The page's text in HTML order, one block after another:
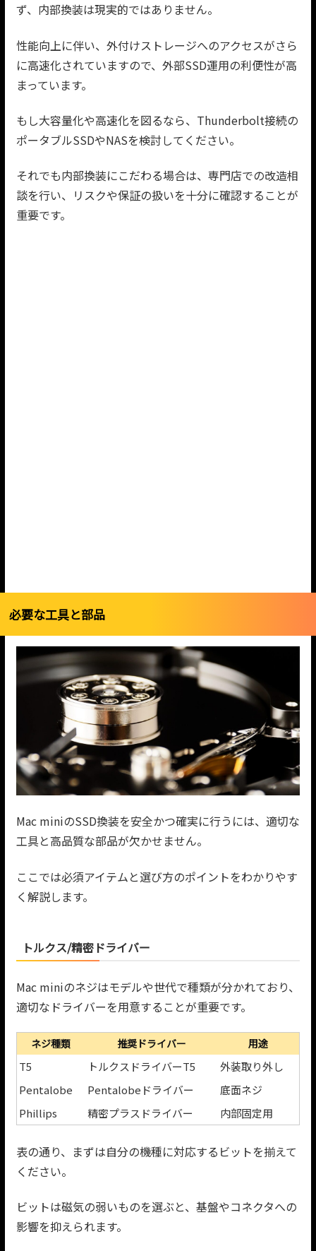
ず、内部換装は現実的ではありません。
性能向上に伴い、外付けストレージへのアクセスがさら
に高速化されていますので、外部SSD運用の利便性が高
まっています。
もし大容量化や高速化を図るなら、Thunderbolt接続の
ポータブルSSDやNASを検討してください。
それでも内部換装にこだわる場合は、専門店での改造相
談を行い、リスクや保証の扱いを十分に確認することが
重要です。
必要な工具と部品
Mac miniのSSD換装を安全かつ確実に行うには、適切な
工具と高品質な部品が欠かせません。
ここでは必須アイテムと選び方のポイントをわかりやす
く解説します。
トルクス/精密ドライバー
Mac miniのネジはモデルや世代で種類が分かれており、
適切なドライバーを用意することが重要です。
ネジ種類 推奨ドライバー 用途
T5 トルクスドライバーT5
外装取り外し
Pentalobe
Pentalobeドライバー
底面ネジ
Phillips
精密プラスドライバー 内部固定用
表の通り、まずは自分の機種に対応するビットを揃えて
ください。
ビットは磁気の弱いものを選ぶと、基盤やコネクタへの
影響を抑えられます。